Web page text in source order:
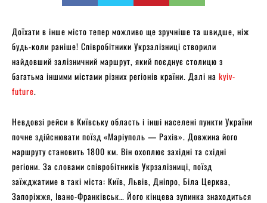
Доїхати в інше місто тепер можливо ще зручніше та швидше, ніж
будь-коли раніше! Співробітники Укрзалізниці створили
найдовший залізничний маршрут, який поєднує столицю з
багатьма іншими містами різних регіонів країни. Далі на kyiv-
future.
Невдовзі рейси в Київську область і інші населені пункти України
почне здійснювати поїзд «Маріуполь — Рахів». Довжина його
маршруту становить 1800 км. Він охоплює західні та східні
регіони. За словами співробітників Укрзалізниці, поїзд
заїжджатиме в такі міста: Київ, Львів, Дніпро, Біла Церква,
Запоріжжя, Івано-Франківськ… Його кінцева зупинка знаходиться